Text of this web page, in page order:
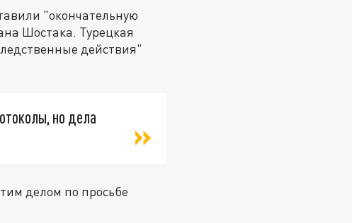
"окончательную
Шостака. Турецкая
действия"
но дела
делом по просьбе